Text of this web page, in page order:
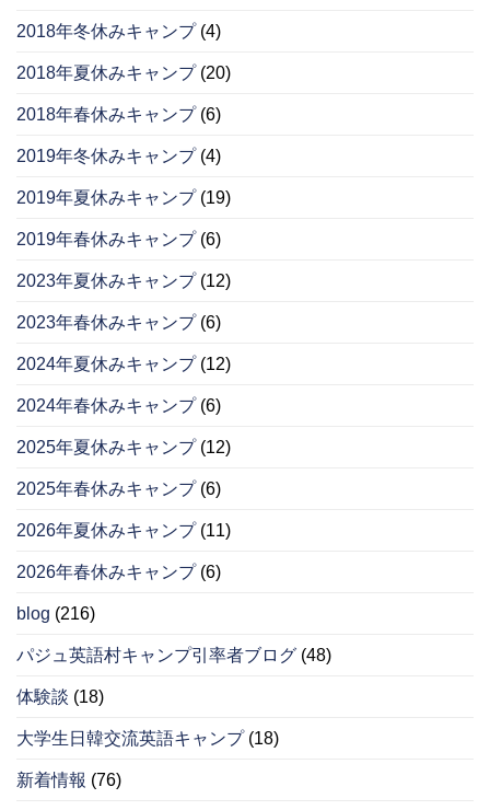
2018年冬休みキャンプ(4)
2018年夏休みキャンプ(20)
2018年春休みキャンプ(6)
2019年冬休みキャンプ(4)
2019年夏休みキャンプ(19)
2019年春休みキャンプ(6)
2023年夏休みキャンプ(12)
2023年春休みキャンプ(6)
2024年夏休みキャンプ(12)
2024年春休みキャンプ(6)
2025年夏休みキャンプ(12)
2025年春休みキャンプ(6)
2026年夏休みキャンプ(11)
2026年春休みキャンプ(6)
blog (216)
パジュ英語村キャンプ引率者ブログ (48)
体験談 (18)
大学生日韓交流英語キャンプ(18)
新着情報 (76)